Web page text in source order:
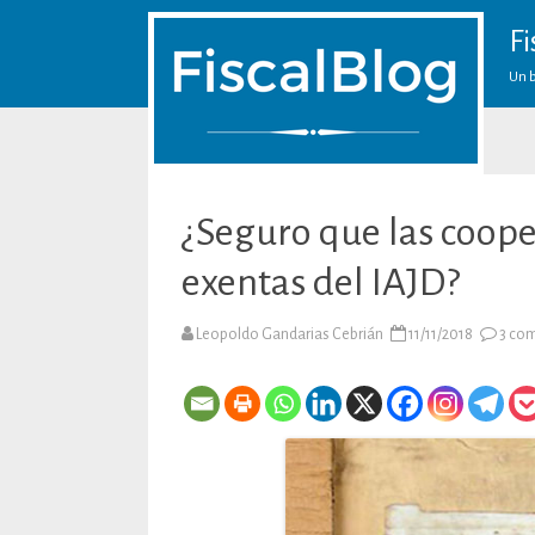
Un
¿Seguro que las
exentas del IAJD?
Leopoldo Gandarias Cebrián 11/11/2018 3